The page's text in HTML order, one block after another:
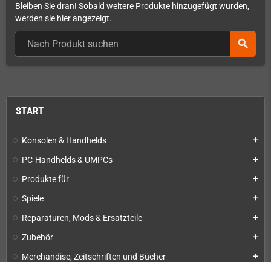
START
Konsolen & Handhelds add
PC-Handhelds & UMPCs add
Produkte für add
Spiele add
Reparaturen, Mods & Ersatzteile add
Zubehör add
Merchandise, Zeitschriften und Bücher add
Bleiben Sie dran! Sobald weitere Produkte hinzugefügt wurden,
werden sie hier angezeigt.
search